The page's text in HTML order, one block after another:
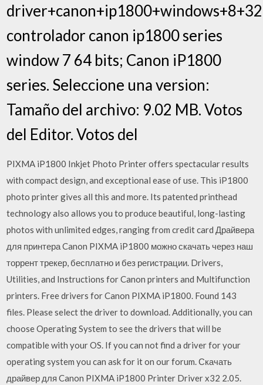
controlador canon ip1800 series
window 7 64 bits; Canon iP1800
series. Seleccione una version:
Tamaño del archivo: 9.02 MB. Votos
del Editor. Votos del
PIXMA iP1800 Inkjet Photo Printer offers spectacular results
with compact design, and exceptional ease of use. This iP1800
photo printer gives all this and more. Its patented printhead
technology also allows you to produce beautiful, long-lasting
photos with unlimited edges, ranging from credit card Драйвера
для принтера Canon PIXMA iP1800 можно скачать через наш
торрент трекер, бесплатно и без регистрации. Drivers,
Utilities, and Instructions for Canon printers and Multifunction
printers. Free drivers for Canon PIXMA iP1800. Found 143
files. Please select the driver to download. Additionally, you can
choose Operating System to see the drivers that will be
compatible with your OS. If you can not find a driver for your
operating system you can ask for it on our forum. Скачать
драйвер для Canon PIXMA iP1800 Printer Driver x32 2.05.